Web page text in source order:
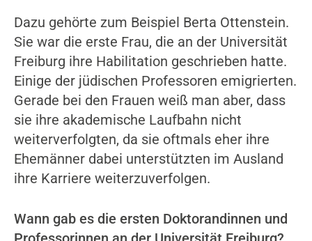
Dazu gehörte zum Beispiel Berta Ottenstein.
Sie war die erste Frau, die an der Universität
Freiburg ihre Habilitation geschrieben hatte.
Einige der jüdischen Professoren emigrierten.
Gerade bei den Frauen weiß man aber, dass
sie ihre akademische Laufbahn nicht
weiterverfolgten, da sie oftmals eher ihre
Ehemänner dabei unterstützten im Ausland
ihre Karriere weiterzuverfolgen.
Wann gab es die ersten Doktorandinnen und